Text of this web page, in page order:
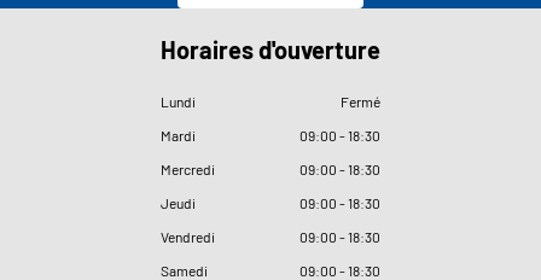
Horaires d'ouverture
Lundi
Fermé
Mardi
09:00 - 18:30
Mercredi
09:00 - 18:30
Jeudi
09:00 - 18:30
Vendredi
09:00 - 18:30
Samedi
09:00 - 18:30